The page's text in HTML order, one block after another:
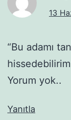
13
“Bu adamı
hissedebilirim
Yorum yok..
Yanıtla